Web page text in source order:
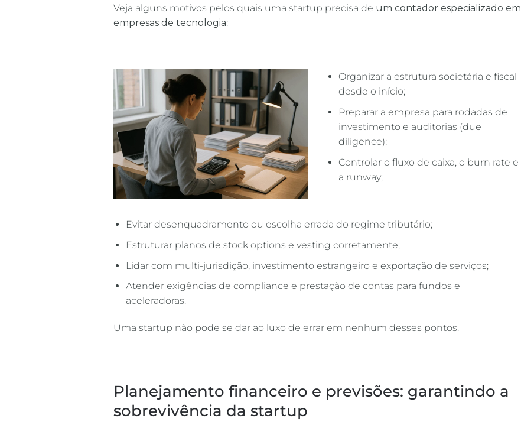
Veja alguns motivos pelos quais uma startup precisa de um contador especializado em
empresas de tecnologia:
Organizar a estrutura societária e fiscal
desde o início;
Preparar a empresa para rodadas de
investimento e auditorias (due
diligence);
Controlar o fluxo de caixa, o burn rate e
a runway;
Evitar desenquadramento ou escolha errada do regime tributário;
Estruturar planos de stock options e vesting corretamente;
Lidar com multi-jurisdição, investimento estrangeiro e exportação de serviços;
Atender exigências de compliance e prestação de contas para fundos e
aceleradoras.
Uma startup não pode se dar ao luxo de errar em nenhum desses pontos.
Planejamento financeiro e previsões: garantindo a
sobrevivência da startup